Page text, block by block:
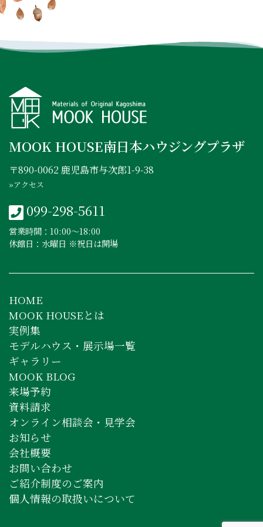
FACEBOOK
MOOK HOUSE南日本ハウジングプラザ
〒890-0062 鹿児島市与次郎1-9-38
»アクセス
099-298-5611
営業時間：10:00〜18:00
休館日：水曜日 ※祝日は開場
HOME
MOOK HOUSEとは
実例集
モデルハウス・展示場一覧
ギャラリー
MOOK BLOG
来場予約
資料請求
オンライン相談会・見学会
お知らせ
会社概要
お問い合わせ
ご紹介制度のご案内
個人情報の取扱いについて